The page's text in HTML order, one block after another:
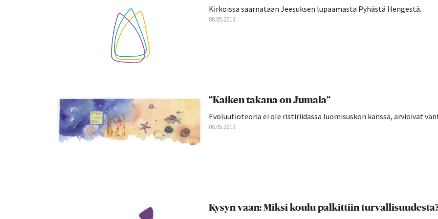
Kirkoissa saarnataan Jeesuksen lupaamasta Pyhästä Hengestä.
08.05.2013
”Kaiken takana on Jumala”
Evoluutioteoria ei ole ristiriidassa luomisuskon kanssa, arvioivat
08.05.2013
Kysyn vaan: Miksi koulu palkittiin